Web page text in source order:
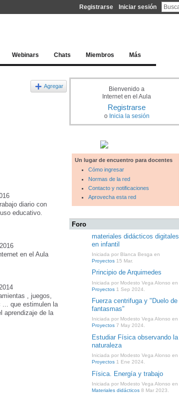
Registrarse Iniciar sesión
Webinars Chats Miembros Más
Agregar
diario con
educativo.
en el Aula
, juegos,
que estimulen la
aprendizaje de la
Bienvenido a
Internet en el Aula
Registrarse
o Inicia la sesión
Un lugar de encuentro para docentes
Cómo ingresar
Normas de la red
Contacto y notificaciones
Aprovecha esta red
Foro
materiales didácticos digitales
en infantil
Iniciada por Blanca Besga en
Proyectos 15 Mar.
Principio de Arquimedes
Iniciada por Modesto Vega Alonso en
Proyectos 1 Sep 2024.
Fuerza centrifuga y "Duelo de
fantasmas"
Iniciada por Modesto Vega Alonso en
Proyectos 7 May 2024.
Estudiar Física observando la
naturaleza
Iniciada por Modesto Vega Alonso en
Proyectos 1 Ene 2024.
Física. Energía y trabajo
Iniciada por Modesto Vega Alonso en
Materiales didácticos 8 Mar 2023.